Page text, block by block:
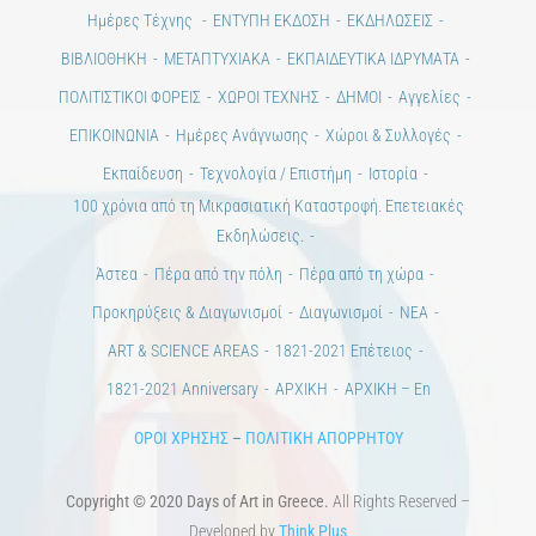
ΕΠΙΚΟΙΝΩΝΙΑ
Ημέρες Ανάγνωσης
Χώροι & Συλλογές
Εκπαίδευση
Τεχνολογία / Επιστήμη
Ιστορία
100 χρόνια από τη Μικρασιατική Καταστροφή. Επετειακές
Εκδηλώσεις.
Άστεα
Πέρα από την πόλη
Πέρα από τη χώρα
Προκηρύξεις & Διαγωνισμοί
Διαγωνισμοί
ΝΕΑ
ART & SCIENCE AREAS
1821-2021 Επέτειος
1821-2021 Anniversary
ΑΡΧΙΚΗ ΑΡΧΙΚΗ – En
ΟΡΟΙ ΧΡΗΣΗΣ ΠΟΛΙΤΙΚΗ ΑΠΟΡΡΗΤΟΥ
Copyright © 2020 Days of Art in Greece. All Rights Reserved –